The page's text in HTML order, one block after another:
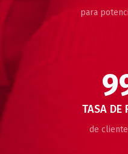
para
TASA DE
de